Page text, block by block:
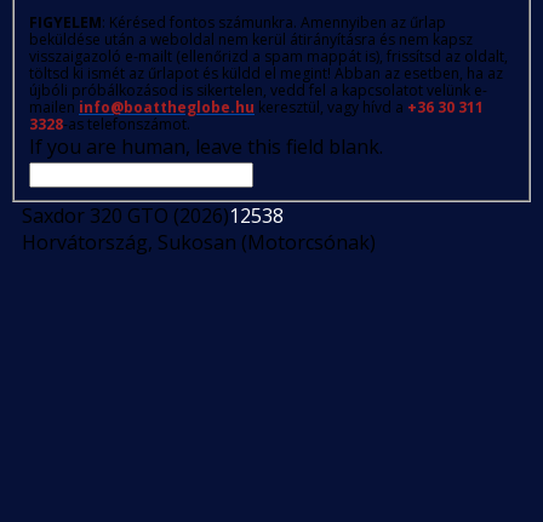
FIGYELEM: Kérésed fontos számunkra. Amennyiben az űrlap
beküldése után a weboldal nem kerül átirányításra és nem kapsz
visszaigazoló e-mailt (ellenőrizd a spam mappát is), frissítsd az oldalt,
töltsd ki ismét az űrlapot és küldd el megint! Abban az esetben, ha az
újbóli próbálkozásod is sikertelen, vedd fel a kapcsolatot velünk e-
mailen info@boattheglobe.hu keresztül, vagy hívd a +36 30 311
3328-as telefonszámot.
If you are human, leave this field blank.
Saxdor 320 GTO (2026)12538
Horvátország, Sukosan (Motorcsónak)